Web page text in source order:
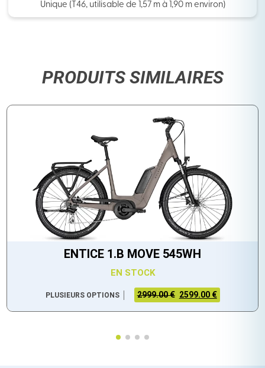
Unique (T46, utilisable de 1,57 m à 1,90 m environ)
PRODUITS SIMILAIRES
ENTICE 1.B MOVE 545WH
EN STOCK
PLUSIEURS OPTIONS 2999.00 € 2599.00 €